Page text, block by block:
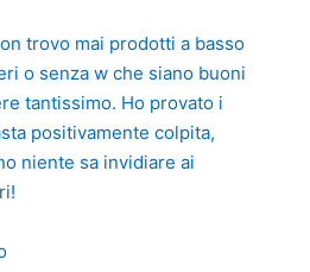
trovo mai prodotti a basso
o senza w che siano buoni
tantissimo. Ho provato i
positivamente colpita,
niente sa invidiare ai